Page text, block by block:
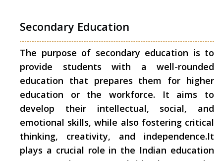
Secondary Education
The purpose of secondary education is to
provide students with a well-rounded
education that prepares them for higher
education or the workforce. It aims to
develop their intellectual, social, and
emotional skills, while also fostering critical
thinking, creativity, and independence.It
plays a crucial role in the Indian education